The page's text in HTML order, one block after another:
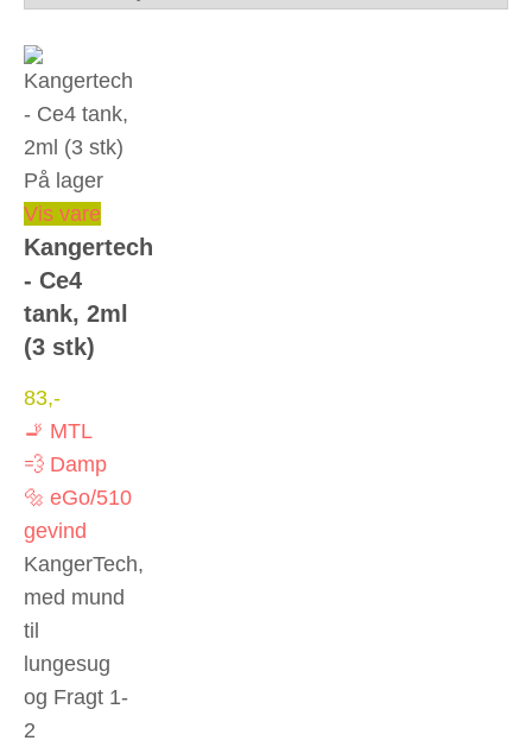
På lager
Vis vare
vare
flere
på
varesiden
Kangertech
- Ce4
tank, 2ml
(3 stk)
83,-
🚬 MTL
💨 Damp
🔩 eGo/510
gevind
KangerTech,
med mund
til
lungesug
og Fragt 1-
2